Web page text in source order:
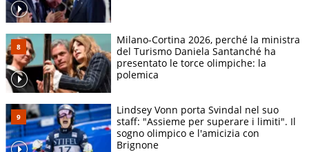
Milano-Cortina 2026, perché la ministra
del Turismo Daniela Santanché ha
presentato le torce olimpiche: la
polemica
Lindsey Vonn porta Svindal nel suo
staff: "Assieme per superare i limiti". Il
sogno olimpico e l'amicizia con
Brignone